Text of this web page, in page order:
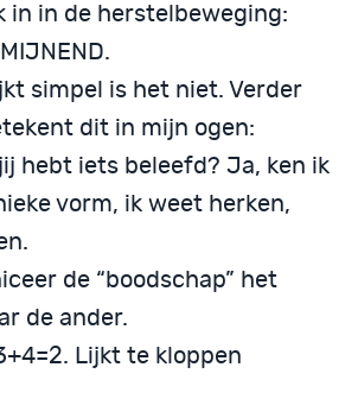
in in de herstelbeweging:
simpel is het niet. Verder
dit in mijn ogen:
hebt iets beleefd? Ja, ken ik
vorm, ik weet herken,
de “boodschap” het
de ander.
Lijkt te kloppen